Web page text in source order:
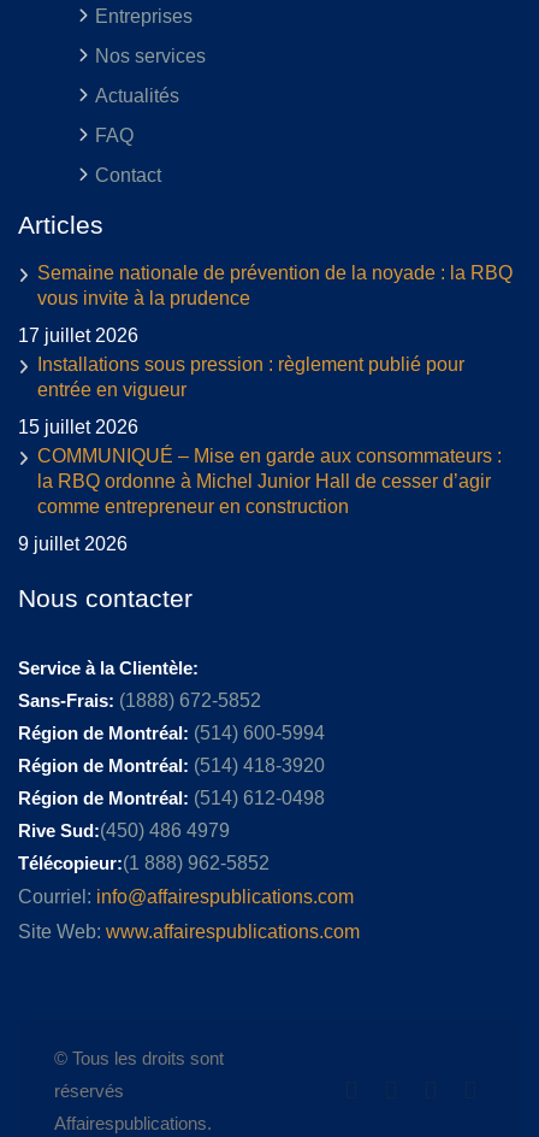
Entreprises
Nos services
Actualités
FAQ
Contact
Articles
Semaine nationale de prévention de la noyade : la RBQ
vous invite à la prudence
17 juillet 2026
Installations sous pression : règlement publié pour
entrée en vigueur
15 juillet 2026
COMMUNIQUÉ – Mise en garde aux consommateurs :
la RBQ ordonne à Michel Junior Hall de cesser d’agir
comme entrepreneur en construction
9 juillet 2026
Nous contacter
Service à la Clientèle:
Sans-Frais: (1888) 672-5852
Région de Montréal: (514) 600-5994
Région de Montréal: (514) 418-3920
Région de Montréal: (514) 612-0498
Rive Sud:(450) 486 4979
Télécopieur:(1 888) 962-5852
Courriel: info@affairespublications.com
Site Web: www.affairespublications.com
© Tous les droits sont
réservés
Affairespublications.